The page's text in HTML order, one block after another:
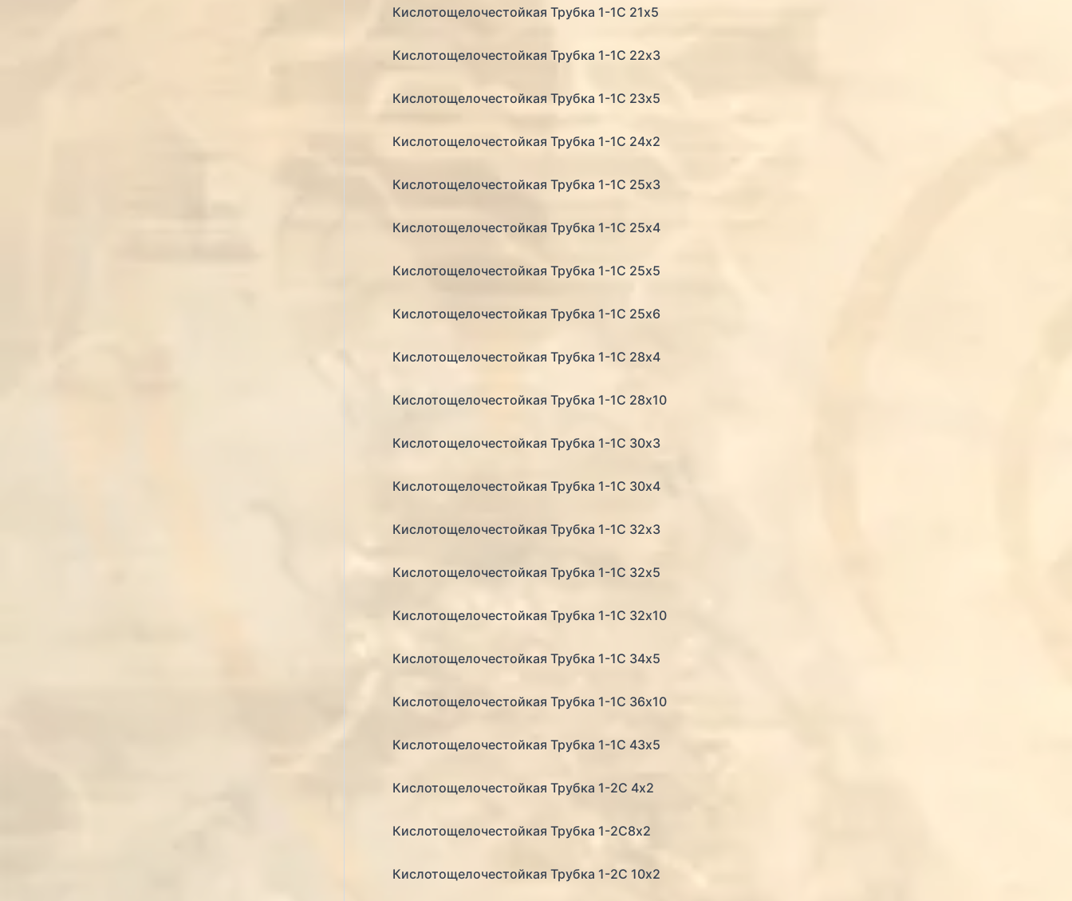
Кислотощелочестойкая Трубка 1-1С 21х5
Кислотощелочестойкая Трубка 1-1С 22х3
Кислотощелочестойкая Трубка 1-1С 23х5
Кислотощелочестойкая Трубка 1-1С 24х2
Кислотощелочестойкая Трубка 1-1С 25х3
Кислотощелочестойкая Трубка 1-1С 25х4
Кислотощелочестойкая Трубка 1-1С 25х5
Кислотощелочестойкая Трубка 1-1С 25х6
Кислотощелочестойкая Трубка 1-1С 28х4
Кислотощелочестойкая Трубка 1-1С 28х10
Кислотощелочестойкая Трубка 1-1С 30х3
Кислотощелочестойкая Трубка 1-1С 30х4
Кислотощелочестойкая Трубка 1-1С 32х3
Кислотощелочестойкая Трубка 1-1С 32х5
Кислотощелочестойкая Трубка 1-1С 32х10
Кислотощелочестойкая Трубка 1-1С 34х5
Кислотощелочестойкая Трубка 1-1С 36х10
Кислотощелочестойкая Трубка 1-1С 43х5
Кислотощелочестойкая Трубка 1-2С 4х2
Кислотощелочестойкая Трубка 1-2С8х2
Кислотощелочестойкая Трубка 1-2С 10х2